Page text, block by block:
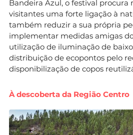
Bandeira Azul, o festival procura
visitantes uma forte ligação à
também reduzir a sua própria
implementar medidas amigas
utilização de iluminação de
distribuição de ecopontos pelo
disponibilização de copos
À descoberta da Região Centro